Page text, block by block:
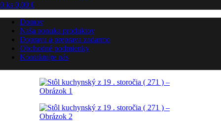
0 ks 0,00 €
Domov
Naša ponuka produktov
Doprava a preprava zadarmo
Obchodné podmienky
Kontaktujte nás